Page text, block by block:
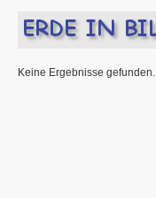
Keine Ergebnisse gefunden.